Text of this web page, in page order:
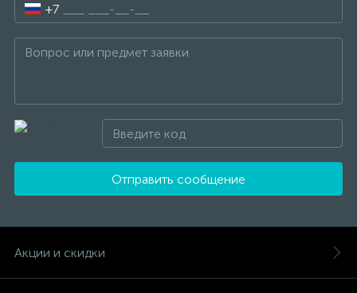
+7
Отправить сообщение
Акции и скидки